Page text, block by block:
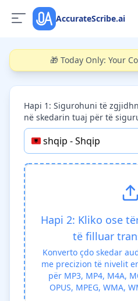
AccurateScribe.ai
🎁 Today Only: Your
Hapi 1: Sigurohuni të
në skedarin tuaj për të
🇦🇱shqip -Shqip
Hapi 2: Kliko ose
të filluar
Konverto çdo skedar
me precizion të nivelit
për MP3, MP4, M4A,
OPUS, MPEG, WMA,